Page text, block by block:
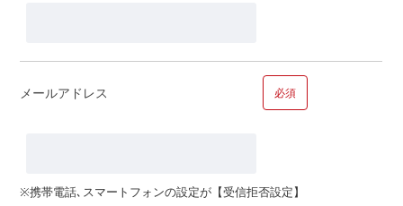
メールアドレス 必須
※携帯電話､スマートフォンの設定が【受信拒否設定】
■問１３.ご職業についてお聞かせください